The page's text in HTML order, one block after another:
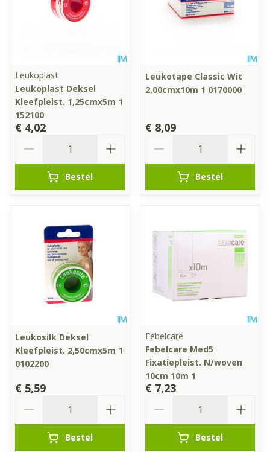
Leukoplast
Leukoplast Deksel
Kleefpleist. 1,25cmx5m 1
152100
€ 4,02
Bestel
Leukotape Classic Wit
2,00cmx10m 1 0170000
€ 8,09
Bestel
Leukosilk Deksel
Kleefpleist. 2,50cmx5m 1
0102200
€ 5,59
Bestel
Febelcare
Febelcare Med5
Fixatiepleist. N/woven
10cm 10m 1
€ 7,23
Bestel